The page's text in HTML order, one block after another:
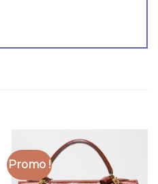
Promo !